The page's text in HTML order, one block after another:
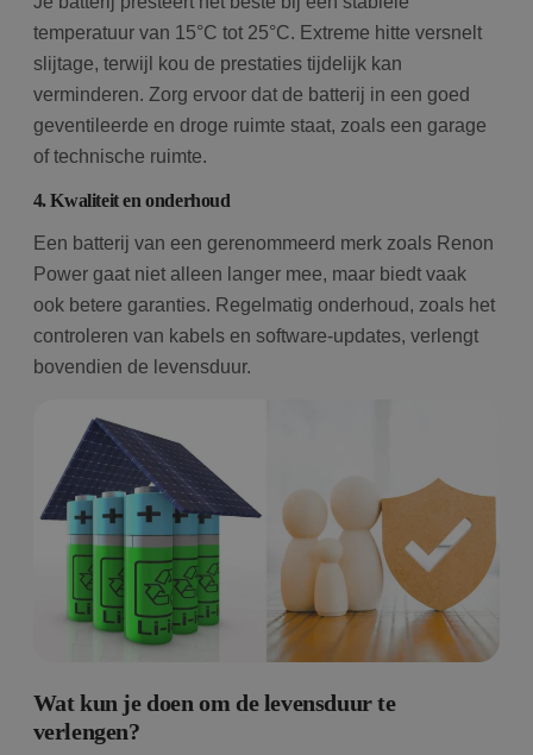
temperatuur van 15°C tot 25°C. Extreme hitte versnelt
slijtage, terwijl kou de prestaties tijdelijk kan
verminderen. Zorg ervoor dat de batterij in een goed
geventileerde en droge ruimte staat, zoals een garage
of technische ruimte.
4. Kwaliteit en onderhoud
Een batterij van een gerenommeerd merk zoals Renon
Power gaat niet alleen langer mee, maar biedt vaak
ook betere garanties. Regelmatig onderhoud, zoals het
controleren van kabels en software-updates, verlengt
bovendien de levensduur.
Wat kun je doen om de levensduur te
verlengen?